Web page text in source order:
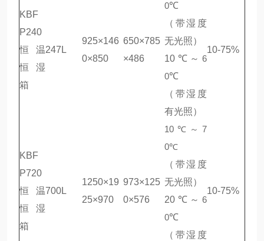
KBF
P240
恒温
恒湿
箱
247L
925×146
0×850
650×785
×486
0℃
（带湿度
无光照）
10 ℃～ 6
0℃
（带湿度
有光照）
10-75%
KBF
P720
恒温
恒湿
箱
700L
1250×19
25×970
973×125
0×576
10 ℃～ 7
0℃
（带湿度
无光照）
20 ℃～ 6
0℃
（带湿度
10-75%